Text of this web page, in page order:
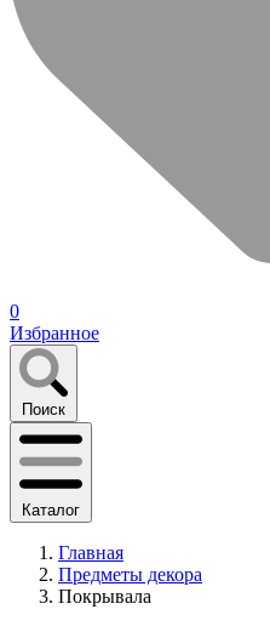
0
Избранное
Поиск
Каталог
Главная
Предметы декора
Покрывала